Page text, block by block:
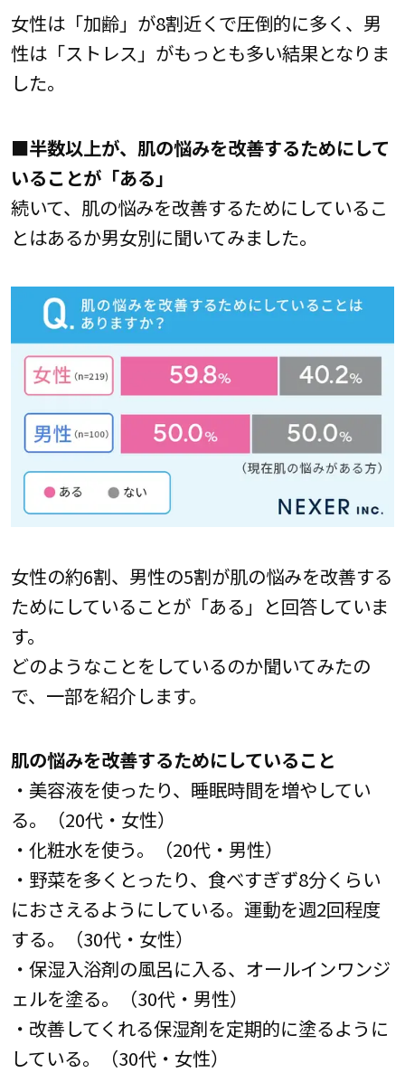
女性は「加齢」が8割近くで圧倒的に多く、男
性は「ストレス」がもっとも多い結果となりま
した。
■半数以上が、肌の悩みを改善するためにして
いることが「ある」
続いて、肌の悩みを改善するためにしているこ
とはあるか男女別に聞いてみました。
女性の約6割、男性の5割が肌の悩みを改善する
ためにしていることが「ある」と回答していま
す。
どのようなことをしているのか聞いてみたの
で、一部を紹介します。
肌の悩みを改善するためにしていること
・美容液を使ったり、睡眠時間を増やしてい
る。（20代・女性）
・化粧水を使う。（20代・男性）
・野菜を多くとったり、食べすぎず8分くらい
におさえるようにしている。運動を週2回程度
する。（30代・女性）
・保湿入浴剤の風呂に入る、オールインワンジ
ェルを塗る。（30代・男性）
・改善してくれる保湿剤を定期的に塗るように
している。（30代・女性）